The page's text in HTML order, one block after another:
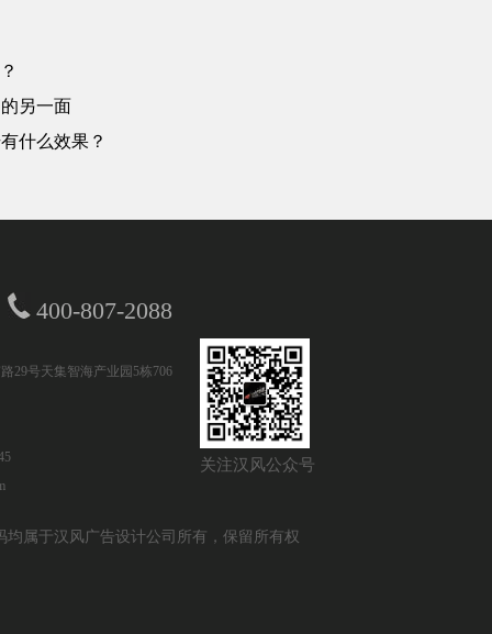
另一面
什么效果？
400-807-2088
29号天集智海产业园5栋706
关注汉风公众号
均属于汉风广告设计公司所有，保留所有权